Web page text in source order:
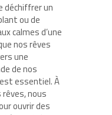
déchiffrer un
ou de
calmes d’une
nos rêves
une
de nos
essentiel. À
nous
ouvrir des